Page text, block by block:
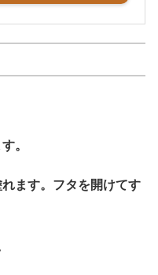
。
ます。フタを開けてす